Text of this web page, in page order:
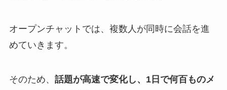
オープンチャットでは、複数人が同時に会話を進
めていきます。
そのため、 話題が高速で変化し、1日で何百ものメ